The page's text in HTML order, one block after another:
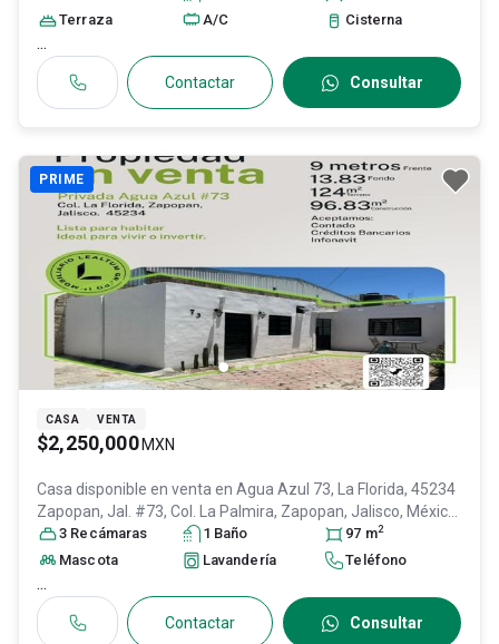
Terraza
A/C Cisterna
...
Contactar Consultar
PRIME
CASA VENTA
$2,250,000 MXN
Casa disponible en venta en Agua Azul 73, La Florida, 45234
Zapopan, Jal. #73, Col. La Palmira, Zapopan, Jalisco, México
C.P. 45234, ID:31643351
3 Recámaras 1 Baño 97 m2
Mascota Lavandería Teléfono
...
Contactar Consultar